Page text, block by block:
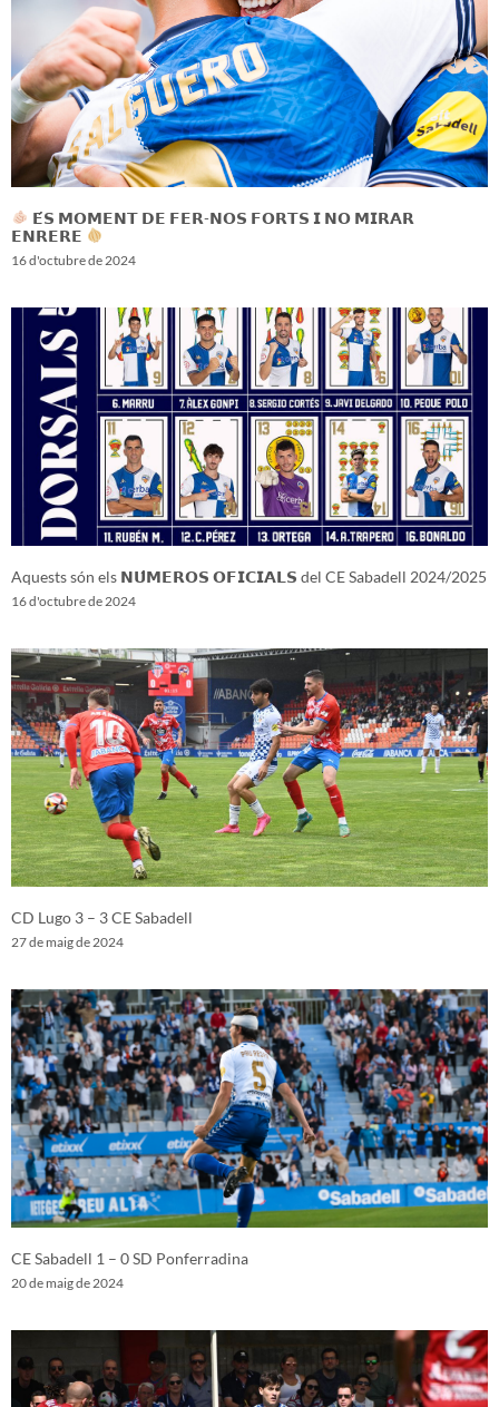
𝗘́𝗦 𝗠𝗢𝗠𝗘𝗡𝗧 𝗗𝗘 𝗙𝗘𝗥-𝗡𝗢𝗦 𝗙𝗢𝗥𝗧𝗦 𝗜 𝗡𝗢 𝗠𝗜𝗥𝗔𝗥
𝗘𝗡𝗥𝗘𝗥𝗘
16 d'octubre de 2024
Aquests són els 𝗡𝗨́𝗠𝗘𝗥𝗢𝗦 𝗢𝗙𝗜𝗖𝗜𝗔𝗟𝗦 del CE Sabadell 2024/2025
16 d'octubre de 2024
CD Lugo 3 – 3 CE Sabadell
27 de maig de 2024
CE Sabadell 1 – 0 SD Ponferradina
20 de maig de 2024